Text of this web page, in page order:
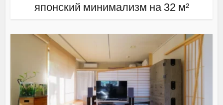
японский минимализм на 32 м²